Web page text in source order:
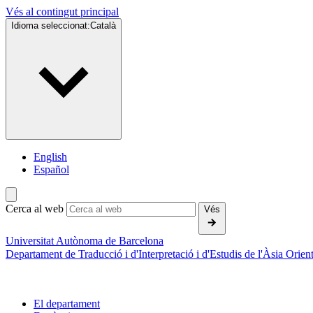
Vés al contingut principal
Idioma seleccionat:Català
English
Español
Cerca al web Vés
Universitat Autònoma de Barcelona
Departament de Traducció i d'Interpretació i d'Estudis de l'Àsia
El departament